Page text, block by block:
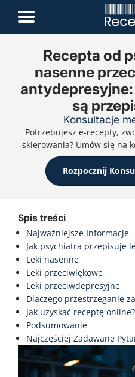
E-recepta
Zwolnienie L4
E-skierowanie
Teleporada
Portal zdrowia
Kontakt
Recepta od
nasenne
są
Konsultacje
Potrzebujesz e-recepty,
skierowania? Umów się na
Rozpocznij
Spis treści
Najważniejsze Informacje
Jak psychiatra przepisuje
Leki nasenne
Leki przeciwlękowe
Leki przeciwdepresyjne
Dlaczego przestrzeganie
Jak uzyskać receptę online?
Podsumowanie
Najczęściej Zadawane